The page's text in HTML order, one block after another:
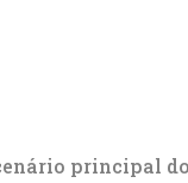
principal